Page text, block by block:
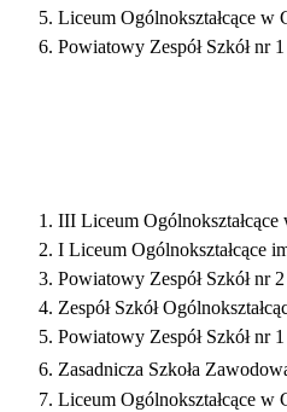
Liceum Ogólnokształcące w
Powiatowy Zespół Szkół nr
III Liceum Ogólnokształcące
I Liceum Ogólnokształcące
Powiatowy Zespół Szkół nr
Zespół Szkół
Powiatowy Zespół Szkół nr
Zasadnicza Szkoła
Liceum Ogólnokształcące w